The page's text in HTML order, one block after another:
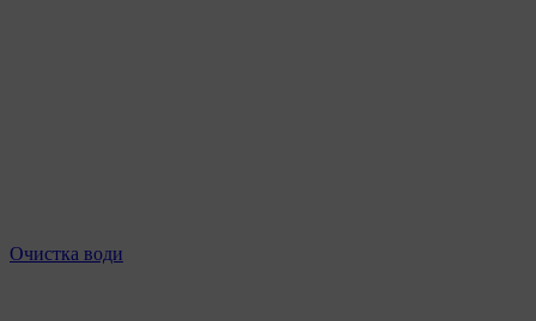
Очистка води